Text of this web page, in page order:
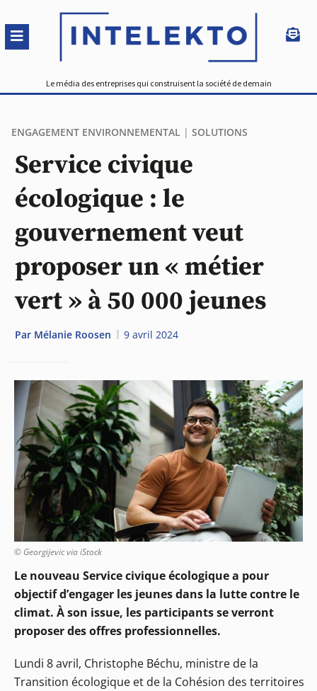
Le média des entreprises qui construisent la société de demain
ENGAGEMENT ENVIRONNEMENTAL | SOLUTIONS
Service civique
écologique : le
gouvernement veut
proposer un « métier
vert » à 50 000 jeunes
Par Mélanie Roosen 9 avril 2024
© Georgijevic via iStock
Le nouveau Service civique écologique a pour
objectif d’engager les jeunes dans la lutte contre le
climat. À son issue, les participants se verront
proposer des offres professionnelles.
Lundi 8 avril, Christophe Béchu, ministre de la
Transition écologique et de la Cohésion des territoires